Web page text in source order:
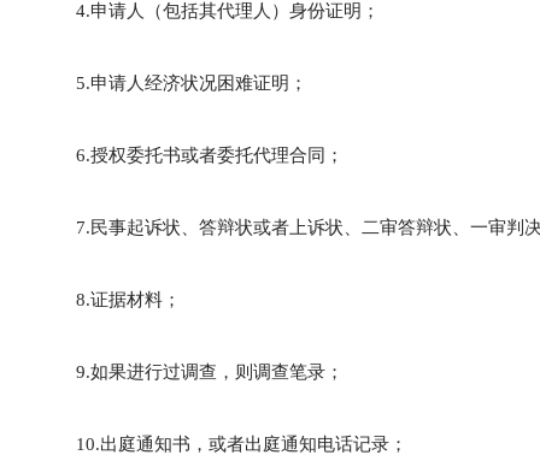
4.申请人（包括其代理人）身份证明；
5.申请人经济状况困难证明；
6.授权委托书或者委托代理合同；
7.民事起诉状、答辩状或者上诉状、二审答辩状、一审判
8.证据材料；
9.如果进行过调查，则调查笔录；
10.出庭通知书，或者出庭通知电话记录；